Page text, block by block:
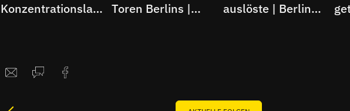
Konzentrationslag
Toren Berlins |
auslöste | Berliner